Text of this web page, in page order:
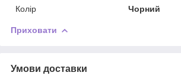
Колір
Чорний
Приховати
Умови доставки